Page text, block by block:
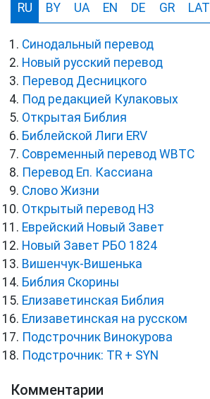
RU BY UA EN DE GR LAT
Синодальный перевод
Новый русский перевод
Перевод Десницкого
Под редакцией Кулаковых
Открытая Библия
Библейской Лиги ERV
Cовременный перевод WBTC
Перевод Еп. Кассиана
Слово Жизни
Открытый перевод НЗ
Еврейский Новый Завет
Новый Завет РБО 1824
Вишенчук-Вишенька
Библия Скорины
Елизаветинская Библия
Елизаветинская на русском
Подстрочник Винокурова
Подстрочник: TR + SYN
Комментарии